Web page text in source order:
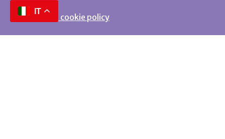
Privacy e cookie policy
IT